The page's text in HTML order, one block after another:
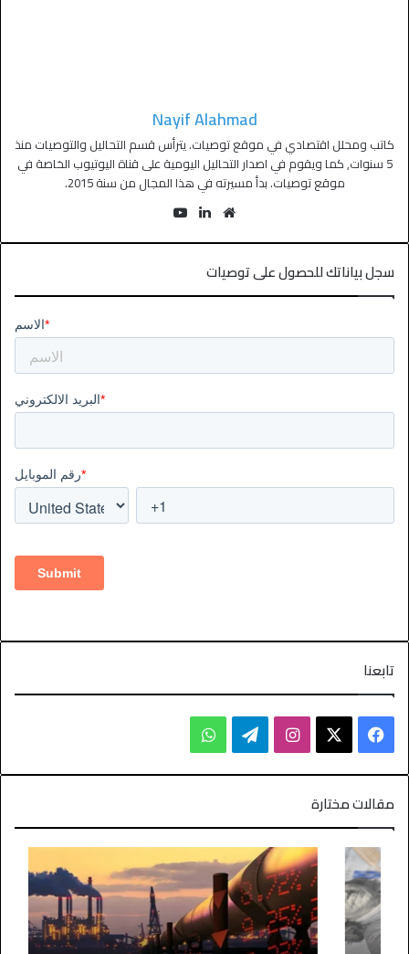
Nayif Alahmad
كاتب ومحلل اقتصادي في موقع توصيات. يترأس قسم التحاليل والتوصيات منذ
5 سنوات, كما ويقوم في اصدار التحاليل اليومية على قناة اليوتيوب الخاصة في
موقع توصيات. بدأ مسيرته في هذا المجال من سنة 2015.
سجل بياناتك للحصول على توصيات
تابعنا
مقالات مختارة